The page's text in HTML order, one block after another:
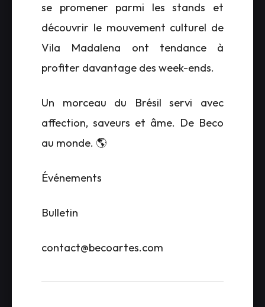
se promener parmi les stands et
découvrir le mouvement culturel de
Vila Madalena ont tendance à
profiter davantage des week-ends.
Un morceau du Brésil servi avec
affection, saveurs et âme. De Beco
au monde. 🌎
Événements
Bulletin
contact@becoartes.com